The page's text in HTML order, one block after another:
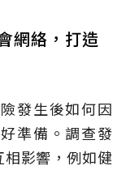
網絡，打造
發生後如何因
準備。調查發
影響，例如健